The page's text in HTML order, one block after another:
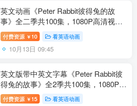
英文动画《Peter Rabbit彼得兔的故
事》全二季共100集，1080P高清视频
带英文字幕，带配套音频MP3，百度
网盘下载！
付费资源 ￥ 10 看英语动画
10月13日 09:45
英文版带中英文字幕《Peter Rabbit彼
得兔的故事》全2季共100集，1080P高
清视频，百度网盘下载！
付费资源 ￥ 15 看英语动画